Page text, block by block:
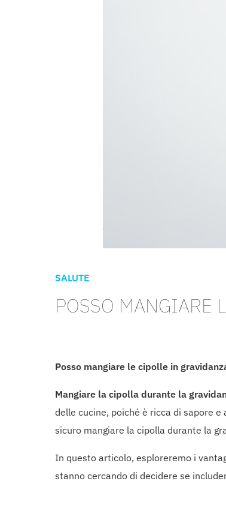
SALUTE
POSSO MANGIARE
Posso mangiare le cipolle in
Mangiare la cipolla durante la
delle cucine, poiché è ricca di sapore
sicuro mangiare la cipolla durante la
In questo articolo, esploreremo i
stanno cercando di decidere se